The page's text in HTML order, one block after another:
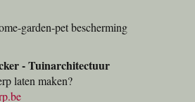
garden-pet bescherming
- Tuinarchitectuur
laten maken?